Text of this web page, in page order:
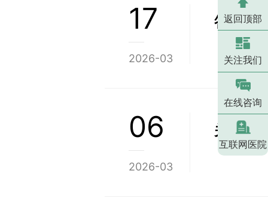
17
2026-03
答好政
06
2026-03
关于政
返回顶部
关注我们
在线咨询
互联网医院